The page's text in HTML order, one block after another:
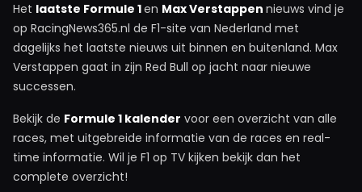
Het laatste Formule 1en Max Verstappen nieuws vind je
op RacingNews365.nl de F1-site van Nederland met
dagelijks het laatste nieuws uit binnen en buitenland. Max
Verstappen gaat in zijn Red Bull op jacht naar nieuwe
successen.
Bekijk de Formule 1 kalender voor een overzicht van alle
races, met uitgebreide informatie van de races en real-
time informatie. Wil je F1 op TV kijken bekijk dan het
complete overzicht!